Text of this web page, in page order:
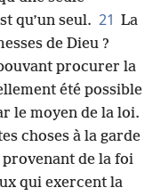
qu’un seul. 21 La
de Dieu ?
procurer la
été possible
le moyen de la loi.
choses à la garde
de la foi
qui exercent la